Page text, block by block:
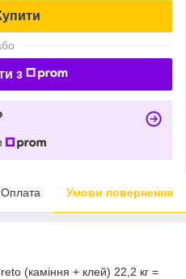
з
Оплата Умови повернення
(каміння + клей) 22,2 кг =